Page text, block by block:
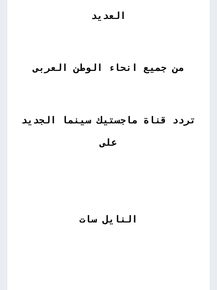
العديد
من جميع انحاء الوطن العربى
تردد قناة ماجستيك سينما الجديد
على
النايل سات